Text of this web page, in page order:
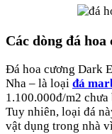
Các dòng đá
Đá hoa cương Dark
Nha – là loại đá
1.100.000đ/m2
Tuy nhiên, loại đá
vật dụng trong nhà